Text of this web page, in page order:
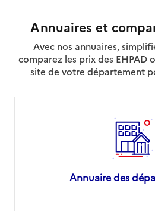
Annuaires et
Avec nos annuaires,
comparez les prix des EHPAD
site de votre département
Annuaire des